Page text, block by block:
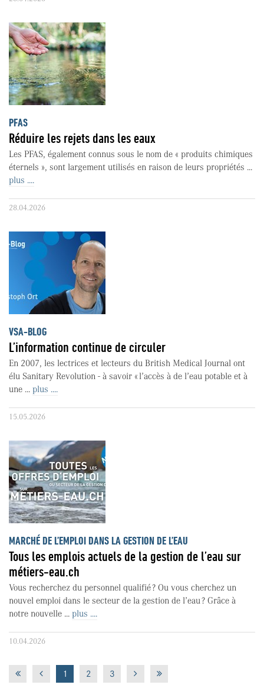
PFAS
Réduire les rejets dans les eaux
Les PFAS, également connus sous le nom de « produits chimiques
éternels », sont largement utilisés en raison de leurs propriétés ...
plus ....
28.04.2026
VSA-BLOG
L’information continue de circuler
En 2007, les lectrices et lecteurs du British Medical Journal ont
élu Sanitary Revolution - à savoir « l’accès à de l’eau potable et à
une ... plus ....
15.05.2026
MARCHÉ DE L’EMPLOI DANS LA GESTION DE L’EAU
Tous les emplois actuels de la gestion de l’eau sur
métiers-eau.ch
Vous recherchez du personnel qualifié ? Ou vous cherchez un
nouvel emploi dans le secteur de la gestion de l’eau ? Grâce à
notre nouvelle ... plus ....
10.04.2026
1 2 3